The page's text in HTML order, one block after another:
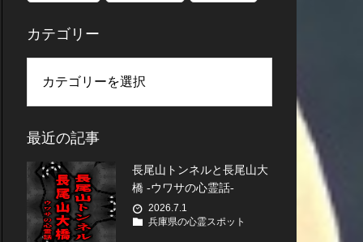
カテゴリー
最近の記事
長尾山トンネルと長尾山大
橋 -ウワサの心霊話-
2026.7.1
兵庫県の心霊スポット